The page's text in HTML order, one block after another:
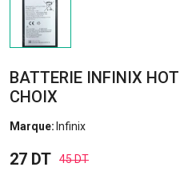
BATTERIE INFINIX
CHOIX
Marque: Infinix
27 DT 45 DT